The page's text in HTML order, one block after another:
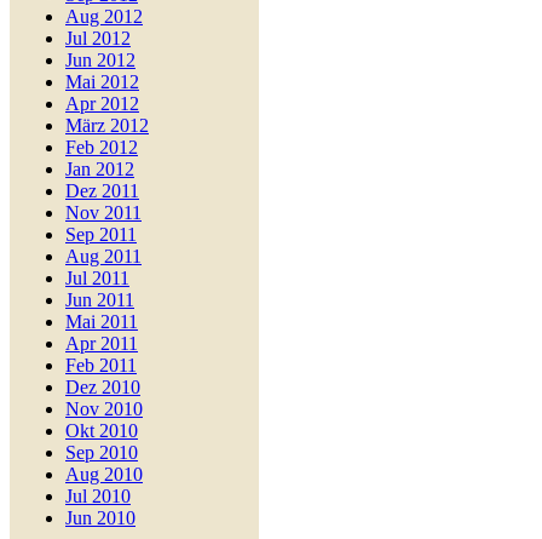
Aug 2012
Jul 2012
Jun 2012
Mai 2012
Apr 2012
März 2012
Feb 2012
Jan 2012
Dez 2011
Nov 2011
Sep 2011
Aug 2011
Jul 2011
Jun 2011
Mai 2011
Apr 2011
Feb 2011
Dez 2010
Nov 2010
Okt 2010
Sep 2010
Aug 2010
Jul 2010
Jun 2010